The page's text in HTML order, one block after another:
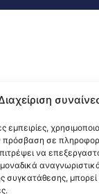
εμπειρίες,
πρόσβαση σε
να